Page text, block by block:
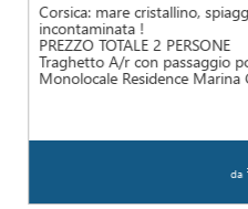
Corsica: mare cristallino,
incontaminata !
PREZZO TOTALE 2 PERSONE
Traghetto A/r con passaggio
Monolocale Residence Marina
€